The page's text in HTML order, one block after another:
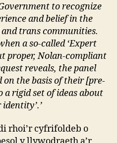
to recognize
and belief in the
trans communities.
a so-called ‘Expert
proper, Nolan-compliant
reveals, the panel
on the basis of their [pre-
rigid set of ideas about
identity’.’
rhoi’r cyfrifoldeb o